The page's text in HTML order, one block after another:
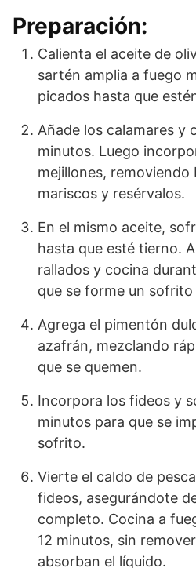
Preparación:
Calienta el aceite de
sartén amplia a fuego
picados hasta que
Añade los calamares y
minutos. Luego
mejillones, removiendo
mariscos y resérvalos.
En el mismo aceite,
hasta que esté tierno.
rallados y cocina
que se forme un sofrito
Agrega el pimentón
azafrán, mezclando
que se quemen.
Incorpora los fideos y
minutos para que se
sofrito.
Vierte el caldo de
fideos, asegurándote
completo. Cocina a
12 minutos, sin
absorban el líquido.